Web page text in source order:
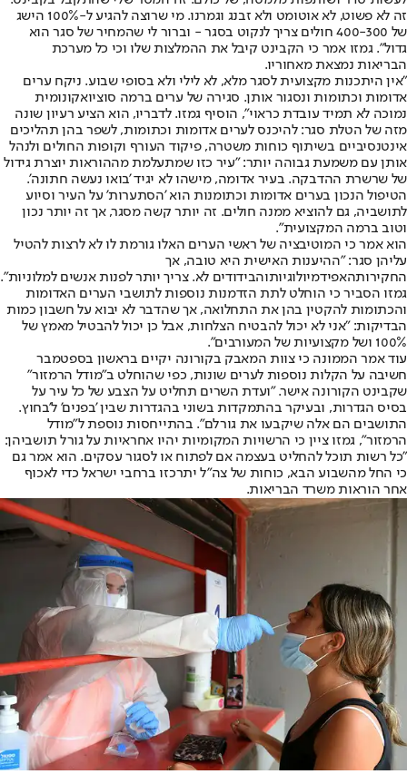
זה לא פשוט, לא אוטומט ולא זבנג וגמרנו. מי שרוצה להגיע ל-100% הישג
של 400-300 חולים צריך לנקוט בסגר - וברור לי שהמחיר של סגר הוא
גדול". גמזו אמר כי הקבינט קיבל את ההמלצות שלו וכי כל מערכת
הבריאות נמצאת מאחוריו.
"אין היתכנות מקצועית לסגר מלא, לא לילי ולא בסופי שבוע. ניקח ערים
אדומות וכתומות ונסגור אותן. סגירה של ערים ברמה סוציואקונומית
נמוכה לא תמיד עובדת כראוי", הוסיף גמזו. לדבריו, הוא הציע רעיון שונה
מזה של הטלת סגר: להיכנס לערים אדומות וכתומות, לשפר בהן תהליכים
אינטנסיביים בשיתוף כוחות משטרה, פיקוד העורף וקופות החולים ולנהל
אותן עם משמעת גבוהה יותר: "עיר כזו שמתעלמת מההוראות יוצרת גידול
של שרשרת ההדבקה. בעיר אדומה, מישהו לא יגיד 'בואו נעשה חתונה'.
הטיפול הנכון בערים אדומות וכתומנות הוא 'הסתערות' על העיר וסיוע
לתושביה, גם להוציא ממנה חולים. זה יותר קשה מסגר, אך זה יותר נכון
וטוב ברמה המקצועית".
הוא אמר כי המוטיבציה של ראשי הערים האלו גורמת לו לא לרצות להטיל
עליהן סגר: "ההיענות האישית היא טובה, אך
החקירותהאפידמיולוגיותוהבידודים לא. צריך יותר לפנות אנשים למלוניות".
גמזו הסביר כי הוחלט לתת הזדמנות נוספות לתושבי הערים האדומות
והכתומות להקטין בהן את התחלואה, אך שהדבר לא יבוא על חשבון כמות
הבדיקות: "אני לא יכול להבטיח הצלחות, אבל כן יכול להבטיל מאמץ של
100% ושל מקצועיות של המעורבים".
עוד אמר הממונה כי צוות המאבק בקורונה יקיים בראשון בספטמבר
חשיבה על הקלות נוספות לערים שונות, כפי שהוחלט ב"מודל הרמזור"
שקבינט הקורונה אישר. "ועדת השרים תחליט על הצבע של כל עיר על
בסיס הגדרות, ובעיקר בהתמקדות בשוני בהגדרות שבין 'בפנים' ל'בחוץ.
התושבים הם אלה שיקבעו את גורלם". בהתייחסות נוספת ל"מודל
הרמזור", גמזו ציין כי הרשויות המקומיות יהיו אחראיות על גורל תושביהן:
"כל רשות תוכל להחליט בעצמה אם לפתוח או לסגור עסקים. הוא אמר גם
כי החל מהשבוע הבא, כוחות של צה"ל יתרכזו ברחבי ישראל כדי לאכוף
אחר הוראות משרד הבריאות.